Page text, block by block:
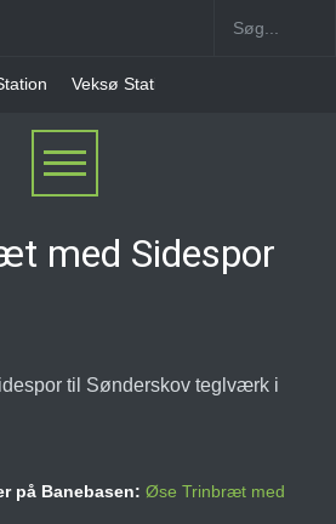
Veksø Station
med Sidespor
til Sønderskov teglværk i
på Banebasen:Øse Trinbræt med